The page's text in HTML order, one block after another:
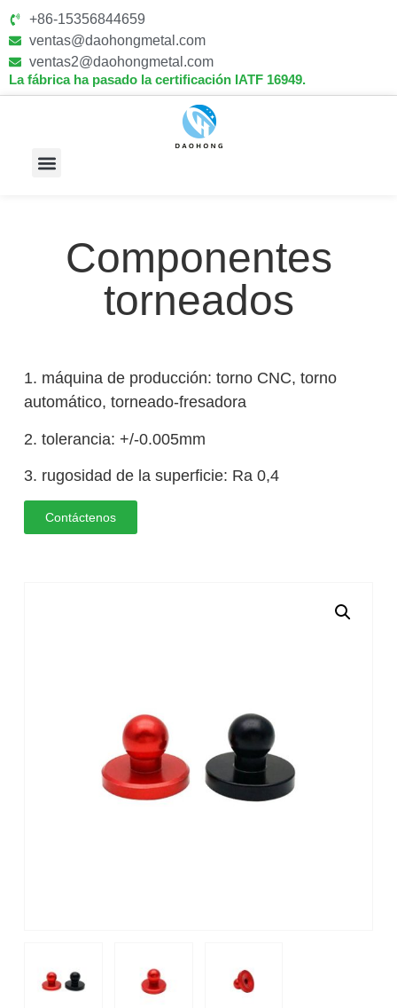
+86-15356844659
ventas@daohongmetal.com
ventas2@daohongmetal.com
La fábrica ha pasado la certificación IATF 16949.
Componentes
torneados
1. máquina de producción: torno CNC, torno
automático, torneado-fresadora
2. tolerancia: +/-0.005mm
3. rugosidad de la superficie: Ra 0,4
Contáctenos